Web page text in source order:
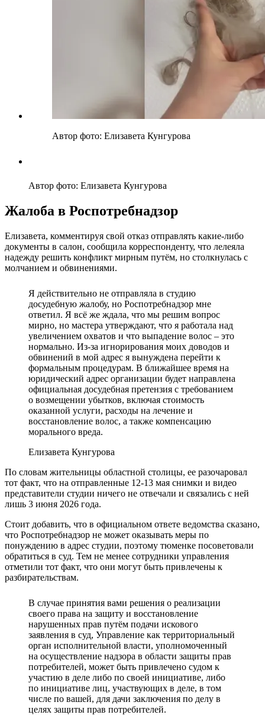
Автор фото: Елизавета Кунгурова
Автор фото: Елизавета Кунгурова
Жалоба в Роспотребнадзор
Елизавета, комментируя свой отказ отправлять какие‑либо
документы в салон, сообщила корреспонденту, что лелеяла
надежду решить конфликт мирным путём, но столкнулась с
молчанием и обвинениями.
Я действительно не отправляла в студию
досудебную жалобу, но Роспотребнадзор мне
ответил. Я всё же ждала, что мы решим вопрос
мирно, но мастера утверждают, что я работала над
увеличением охватов и что выпадение волос – это
нормально. Из‑за игнорирования моих доводов и
обвинений в мой адрес я вынуждена перейти к
формальным процедурам. В ближайшее время на
юридический адрес организации будет направлена
официальная досудебная претензия с требованием
о возмещении убытков, включая стоимость
оказанной услуги, расходы на лечение и
восстановление волос, а также компенсацию
морального вреда.
Елизавета Кунгурова
По словам жительницы областной столицы, ее разочаровал
тот факт, что на отправленные 12-13 мая снимки и видео
представители студии ничего не отвечали и связались с ней
лишь 3 июня 2026 года.
Стоит добавить, что в официальном ответе ведомства сказано,
что Роспотребнадзор не может оказывать меры по
понуждению в адрес студии, поэтому тюменке посоветовали
обратиться в суд. Тем не менее сотрудники управления
отметили тот факт, что они могут быть привлечены к
разбирательствам.
В случае принятия вами решения о реализации
своего права на защиту и восстановление
нарушенных прав путём подачи искового
заявления в суд, Управление как территориальный
орган исполнительной власти, уполномоченный
на осуществление надзора в области защиты прав
потребителей, может быть привлечено судом к
участию в деле либо по своей инициативе, либо
по инициативе лиц, участвующих в деле, в том
числе по вашей, для дачи заключения по делу в
целях защиты прав потребителей.